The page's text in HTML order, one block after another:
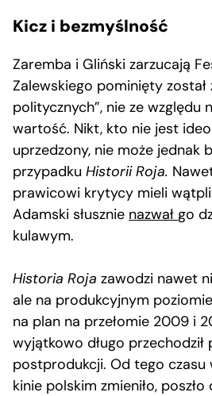
Kicz i bezmyślność
Zaremba i Gliński zarzucają
Zalewskiego pominięty został
politycznych”, nie ze względu
wartość. Nikt, kto nie jest
uprzedzony, nie może jednak
przypadku Historii Roja.
prawicowi krytycy mieli
Adamski słusznie nazwał go
kulawym.
Historia Roja zawodzi nawet
ale na produkcyjnym
na plan na przełomie 2009 i
wyjątkowo długo przechodził
postprodukcji. Od tego czasu
kinie polskim zmieniło,